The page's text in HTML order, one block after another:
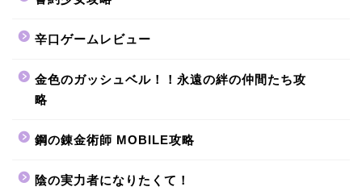
辛口ゲームレビュー
金色のガッシュベル！！永遠の絆の仲間たち攻
略
鋼の錬金術師 MOBILE攻略
陰の実力者になりたくて！